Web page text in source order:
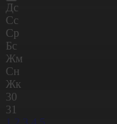
Дс
Сс
Ср
Бс
Жм
Сн
Жк
30
31